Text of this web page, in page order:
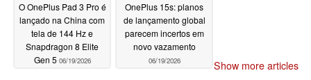
O OnePlus Pad 3 Pro é
lançado na China com
tela de 144 Hz e
Snapdragon 8 Elite
Gen 5 06/19/2026
OnePlus 15s: planos
de lançamento global
parecem incertos em
novo vazamento
06/19/2026 Show more articles